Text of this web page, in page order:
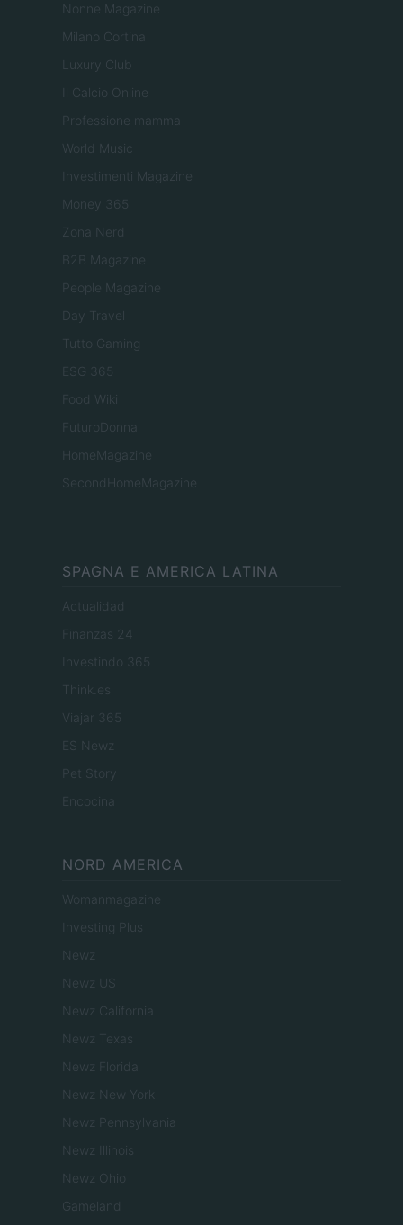
Nonne Magazine
Milano Cortina
Luxury Club
Il Calcio Online
Professione mamma
World Music
Investimenti Magazine
Money 365
Zona Nerd
B2B Magazine
People Magazine
Day Travel
Tutto Gaming
ESG 365
Food Wiki
FuturoDonna
HomeMagazine
SecondHomeMagazine
SPAGNA E AMERICA LATINA
Actualidad
Finanzas 24
Investindo 365
Think.es
Viajar 365
ES Newz
Pet Story
Encocina
NORD AMERICA
Womanmagazine
Investing Plus
Newz
Newz US
Newz California
Newz Texas
Newz Florida
Newz New York
Newz Pennsylvania
Newz Illinois
Newz Ohio
Gameland